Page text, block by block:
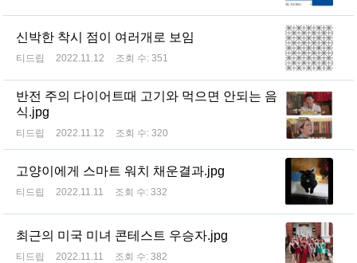
신박한 착시 점이 여러개로 보임
티드립 2022.11.12 조회 수: 351
반전 주의 다이어트때 고기와 먹으면 안되는 음
식.jpg
티드립 2022.11.12 조회 수: 320
고양이에게 스마트 워치 채운결과.jpg
티드립 2022.11.11 조회 수: 332
최근의 미국 미녀 콘테스트 우승자.jpg
티드립 2022.11.11 조회 수: 382